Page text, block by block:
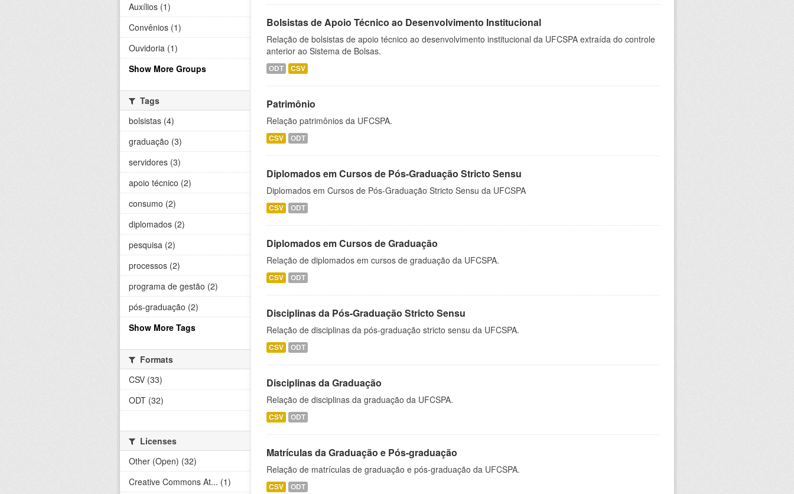
Bolsistas de Apoio Técnico ao Desenvolvimento Institucional
Relação de bolsistas de apoio técnico ao desenvolvimento institucional da UFCSPA extraída do controle
anterior ao Sistema de Bolsas.
ODT CSV
Patrimônio
Relação patrimônios da UFCSPA.
CSV ODT
Diplomados em Cursos de Pós-Graduação Stricto Sensu
Diplomados em Cursos de Pós-Graduação Stricto Sensu da UFCSPA
CSV ODT
Diplomados em Cursos de Graduação
Relação de diplomados em cursos de graduação da UFCSPA.
CSV ODT
Disciplinas da Pós-Graduação Stricto Sensu
Relação de disciplinas da pós-graduação stricto sensu da UFCSPA.
CSV ODT
Disciplinas da Graduação
Relação de disciplinas da graduação da UFCSPA.
CSV ODT
Matrículas da Graduação e Pós-graduação
Relação de matrículas de graduação e pós-graduação da UFCSPA.
CSV ODT
Auxílios (1)
Convênios (1)
Ouvidoria (1)
Show More Groups
Tags
bolsistas (4)
graduação (3)
servidores (3)
apoio técnico (2)
consumo (2)
diplomados (2)
pesquisa (2)
processos (2)
programa de gestão (2)
pós-graduação (2)
Show More Tags
Formats
CSV (33)
ODT (32)
Licenses
Other (Open) (32)
Creative Commons At... (1)